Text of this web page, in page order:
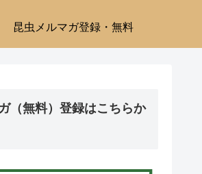
昆虫メルマガ登録・無料
（無料）登録はこちらか